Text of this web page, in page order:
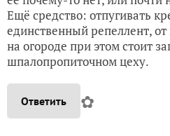
Ещё средство: отпугивать
единственный репеллент,
на огороде при этом стоит
шпалопропиточном цеху.
Ответить ✿